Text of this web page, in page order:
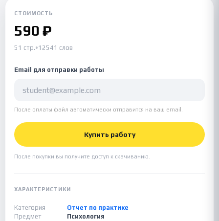
СТОИМОСТЬ
590 ₽
51 стр.•12541 слов
Email для отправки работы
После оплаты файл автоматически отправится на ваш email.
Купить работу
После покупки вы получите доступ к скачиванию.
ХАРАКТЕРИСТИКИ
Категория
Отчет по практике
Предмет
Психология